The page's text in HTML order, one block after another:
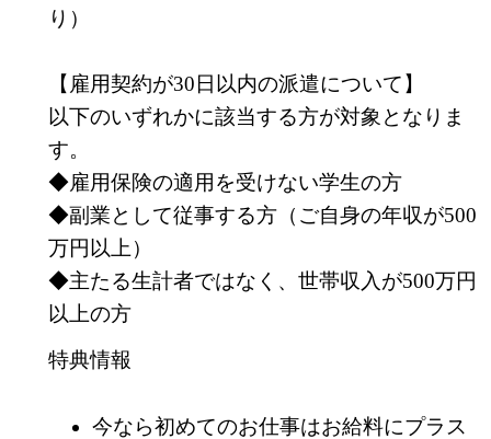
り）
【雇用契約が30日以内の派遣について】
以下のいずれかに該当する方が対象となりま
す。
◆雇用保険の適用を受けない学生の方
◆副業として従事する方（ご自身の年収が500
万円以上）
◆主たる生計者ではなく、世帯収入が500万円
以上の方
特典情報
今なら初めてのお仕事はお給料にプラス